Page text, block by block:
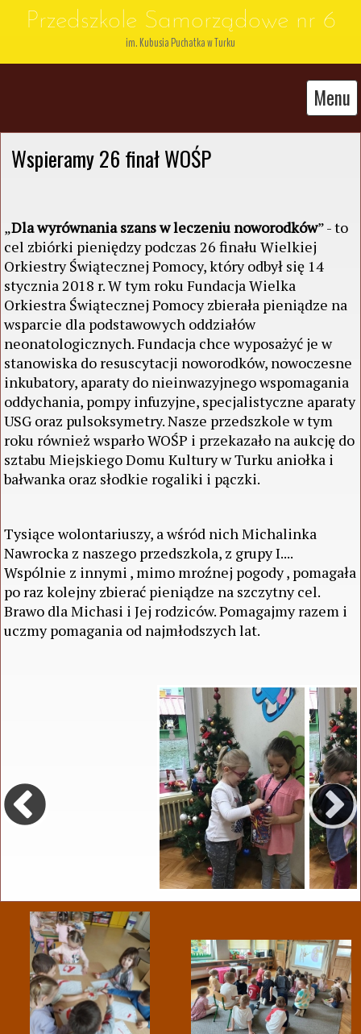
Przedszkole Samorządowe nr 6
im. Kubusia Puchatka w Turku
Menu
Wspieramy 26 finał WOŚP
„Dla wyrównania szans w leczeniu noworodków” - to
cel zbiórki pieniędzy podczas 26 finału Wielkiej
Orkiestry Świątecznej Pomocy, który odbył się 14
stycznia 2018 r. W tym roku Fundacja Wielka
Orkiestra Świątecznej Pomocy zbierała pieniądze na
wsparcie dla podstawowych oddziałów
neonatologicznych. Fundacja chce wyposażyć je w
stanowiska do resuscytacji noworodków, nowoczesne
inkubatory, aparaty do nieinwazyjnego wspomagania
oddychania, pompy infuzyjne, specjalistyczne aparaty
USG oraz pulsoksymetry. Nasze przedszkole w tym
roku również wsparło WOŚP i przekazało na aukcję do
sztabu Miejskiego Domu Kultury w Turku aniołka i
bałwanka oraz słodkie rogaliki i pączki.
Tysiące wolontariuszy, a wśród nich Michalinka
Nawrocka z naszego przedszkola, z grupy I....
Wspólnie z innymi , mimo mroźnej pogody , pomagała
po raz kolejny zbierać pieniądze na szczytny cel.
Brawo dla Michasi i Jej rodziców. Pomagajmy razem i
uczmy pomagania od najmłodszych lat.